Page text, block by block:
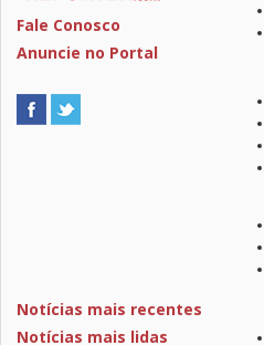
Fale Conosco
Anuncie no Portal
Notícias mais recentes
Notícias mais lidas